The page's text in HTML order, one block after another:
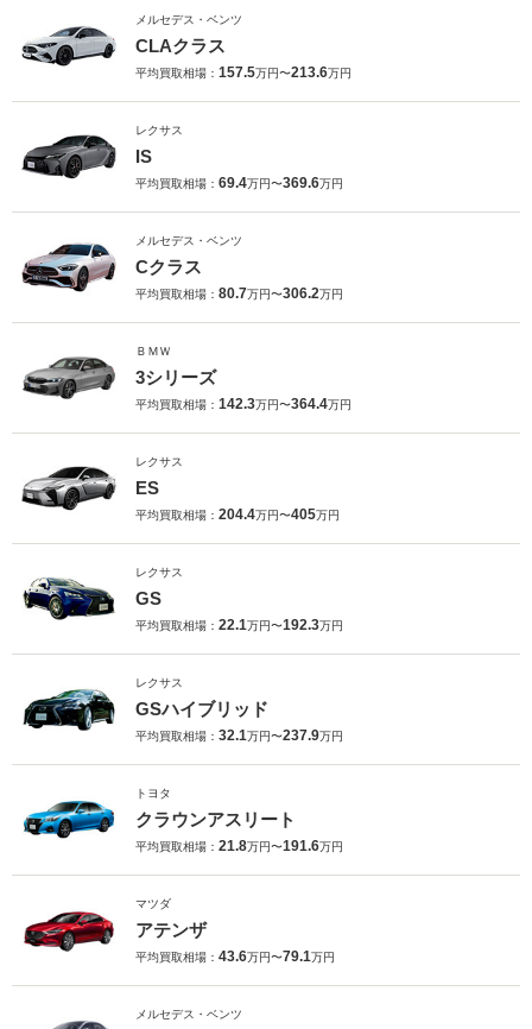
メルセデス・ベンツ
CLAクラス
平均買取相場： 157.5万円〜213.6万円
レクサス
IS
平均買取相場： 69.4万円〜369.6万円
メルセデス・ベンツ
Cクラス
平均買取相場： 80.7万円〜306.2万円
ＢＭＷ
3シリーズ
平均買取相場： 142.3万円〜364.4万円
レクサス
ES
平均買取相場： 204.4万円〜405万円
レクサス
GS
平均買取相場： 22.1万円〜192.3万円
レクサス
GSハイブリッド
平均買取相場： 32.1万円〜237.9万円
トヨタ
クラウンアスリート
平均買取相場： 21.8万円〜191.6万円
マツダ
アテンザ
平均買取相場： 43.6万円〜79.1万円
メルセデス・ベンツ